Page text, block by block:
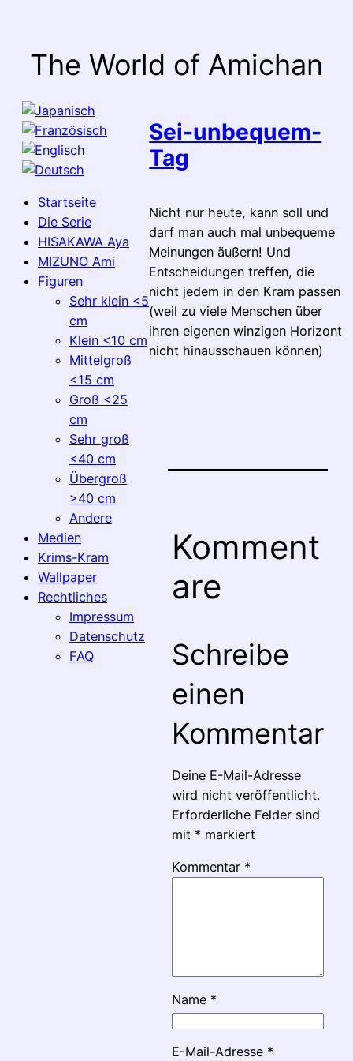
springen
The World of Amichan
Startseite
Die Serie
HISAKAWA Aya
MIZUNO Ami
Figuren
Sehr klein <5
cm
Klein <10 cm
Mittelgroß
<15 cm
Groß <25
cm
Sehr groß
<40 cm
Übergroß
>40 cm
Andere
Medien
Krims-Kram
Wallpaper
Rechtliches
Impressum
Datenschutz
FAQ
Sei-unbequem-
Tag
Nicht nur heute, kann soll und
darf man auch mal unbequeme
Meinungen äußern! Und
Entscheidungen treffen, die
nicht jedem in den Kram passen
(weil zu viele Menschen über
ihren eigenen winzigen Horizont
nicht hinausschauen können)
Komment
are
Schreibe
einen
Kommentar
Deine E-Mail-Adresse
wird nicht veröffentlicht.
Erforderliche Felder sind
mit * markiert
Kommentar *
Name *
E-Mail-Adresse *